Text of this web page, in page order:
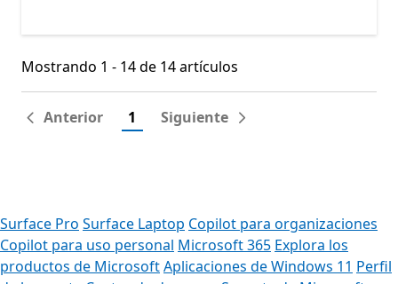
Mostrando 1 - 14 de 14 artículos
Mostrando 1 - 14 de 14 artículos
Anterior 1 Siguiente
Surface Pro Surface Laptop Copilot para organizaciones
Copilot para uso personal Microsoft 365 Explora los
productos de MicrosoftAplicaciones de Windows 11 Perfil